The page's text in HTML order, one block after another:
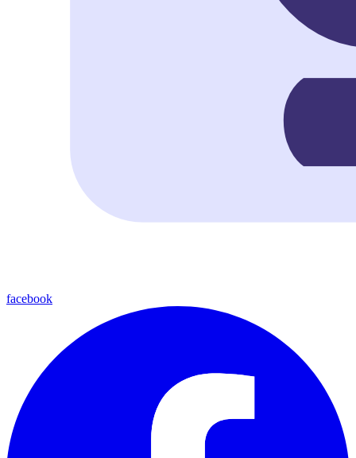
facebook